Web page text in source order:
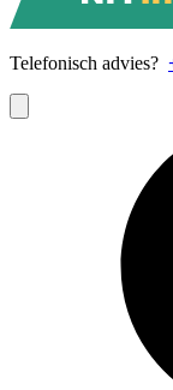
Telefonisch advies?